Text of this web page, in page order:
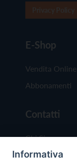
E-Shop
Vendita Online
Abbonamenti
Contatti
Chi Siamo
Redazione
Informativa